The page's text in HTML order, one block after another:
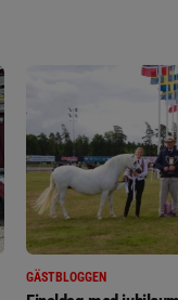
GÄSTBLOGGEN